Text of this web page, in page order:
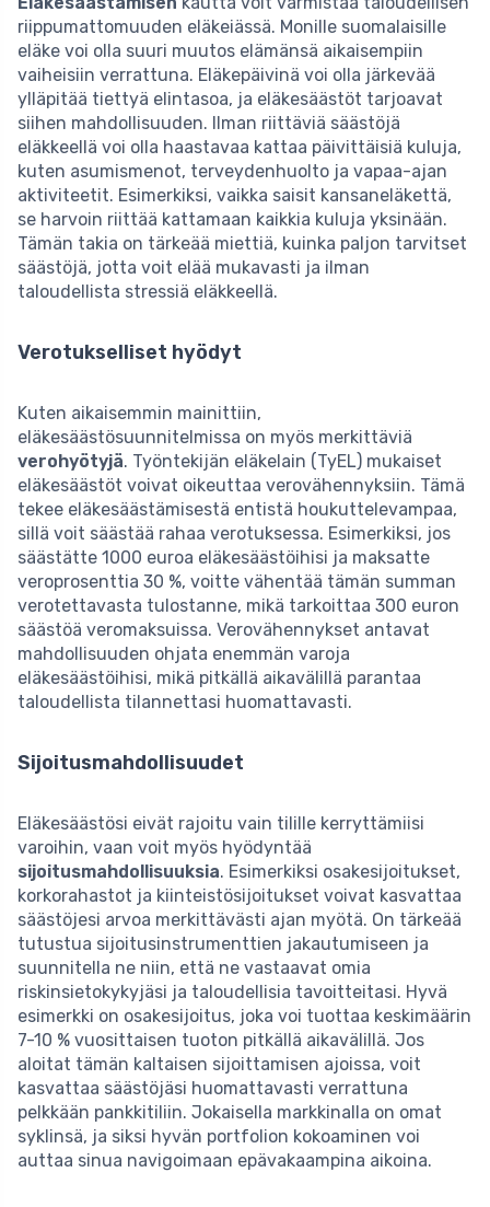
riippumattomuuden eläkeiässä. Monille suomalaisille
eläke voi olla suuri muutos elämänsä aikaisempiin
vaiheisiin verrattuna. Eläkepäivinä voi olla järkevää
ylläpitää tiettyä elintasoa, ja eläkesäästöt tarjoavat
siihen mahdollisuuden. Ilman riittäviä säästöjä
eläkkeellä voi olla haastavaa kattaa päivittäisiä kuluja,
kuten asumismenot, terveydenhuolto ja vapaa-ajan
aktiviteetit. Esimerkiksi, vaikka saisit kansaneläkettä,
se harvoin riittää kattamaan kaikkia kuluja yksinään.
Tämän takia on tärkeää miettiä, kuinka paljon tarvitset
säästöjä, jotta voit elää mukavasti ja ilman
taloudellista stressiä eläkkeellä.
Verotukselliset hyödyt
Kuten aikaisemmin mainittiin,
eläkesäästösuunnitelmissa on myös merkittäviä
verohyötyjä. Työntekijän eläkelain (TyEL) mukaiset
eläkesäästöt voivat oikeuttaa verovähennyksiin. Tämä
tekee eläkesäästämisestä entistä houkuttelevampaa,
sillä voit säästää rahaa verotuksessa. Esimerkiksi, jos
säästätte 1000 euroa eläkesäästöihisi ja maksatte
veroprosenttia 30 %, voitte vähentää tämän summan
verotettavasta tulostanne, mikä tarkoittaa 300 euron
säästöä veromaksuissa. Verovähennykset antavat
mahdollisuuden ohjata enemmän varoja
eläkesäästöihisi, mikä pitkällä aikavälillä parantaa
taloudellista tilannettasi huomattavasti.
Sijoitusmahdollisuudet
Eläkesäästösi eivät rajoitu vain tilille kerryttämiisi
varoihin, vaan voit myös hyödyntää
sijoitusmahdollisuuksia. Esimerkiksi osakesijoitukset,
korkorahastot ja kiinteistösijoitukset voivat kasvattaa
säästöjesi arvoa merkittävästi ajan myötä. On tärkeää
tutustua sijoitusinstrumenttien jakautumiseen ja
suunnitella ne niin, että ne vastaavat omia
riskinsietokykyjäsi ja taloudellisia tavoitteitasi. Hyvä
esimerkki on osakesijoitus, joka voi tuottaa keskimäärin
7-10 % vuosittaisen tuoton pitkällä aikavälillä. Jos
aloitat tämän kaltaisen sijoittamisen ajoissa, voit
kasvattaa säästöjäsi huomattavasti verrattuna
pelkkään pankkitiliin. Jokaisella markkinalla on omat
syklinsä, ja siksi hyvän portfolion kokoaminen voi
auttaa sinua navigoimaan epävakaampina aikoina.